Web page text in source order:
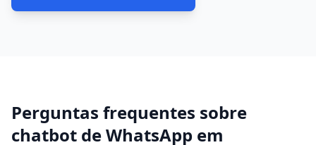
Perguntas frequentes sobre
chatbot de WhatsApp em